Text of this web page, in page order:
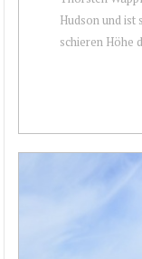
Hudson und
schieren Höhe